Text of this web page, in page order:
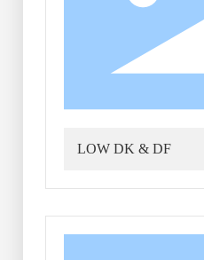
LOW DK & DF